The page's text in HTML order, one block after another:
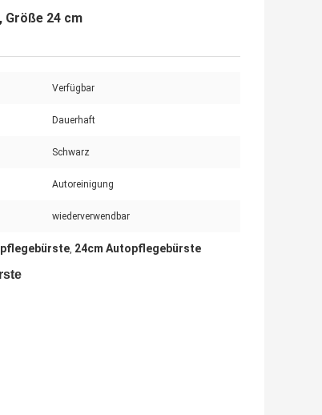
24 cm
Verfügbar
Dauerhaft
Schwarz
Autoreinigung
wiederverwendbar
, 24cm Autopflegebürste